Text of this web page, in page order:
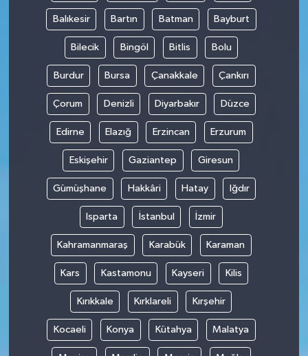
Balıkesir Bartın Batman Bayburt
Bilecik Bingöl Bitlis Bolu
Burdur Bursa Çanakkale Çankırı
Çorum Denizli Diyarbakır Düzce
Edirne Elazığ Erzincan Erzurum
Eskişehir Gaziantep Giresun
Gümüşhane Hakkâri Hatay Iğdır
Isparta İstanbul İzmir
Kahramanmaraş Karabük Karaman
Kars Kastamonu Kayseri Kilis
Kırıkkale Kırklareli Kırşehir
Kocaeli Konya Kütahya Malatya